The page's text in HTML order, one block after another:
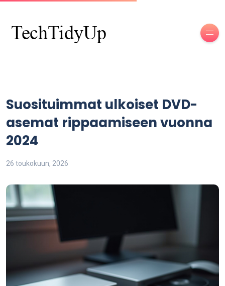
Suosituimmat ulkoiset DVD-
asemat rippaamiseen vuonna
2024
26 toukokuun, 2026